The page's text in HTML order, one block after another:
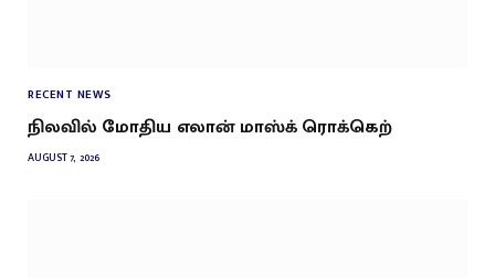
RECENT NEWS
நிலவில் மோதிய எலான் மாஸ்க் ரொக்கெற்
AUGUST 7, 2026